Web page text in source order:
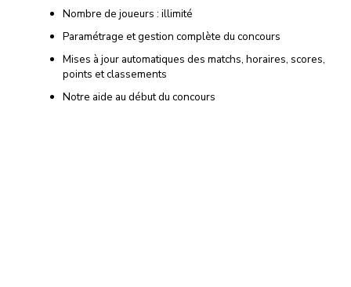
Nombre de joueurs : illimité
Paramétrage et gestion complète du concours
Mises à jour automatiques des matchs, horaires, scores,
points et classements
Notre aide au début du concours